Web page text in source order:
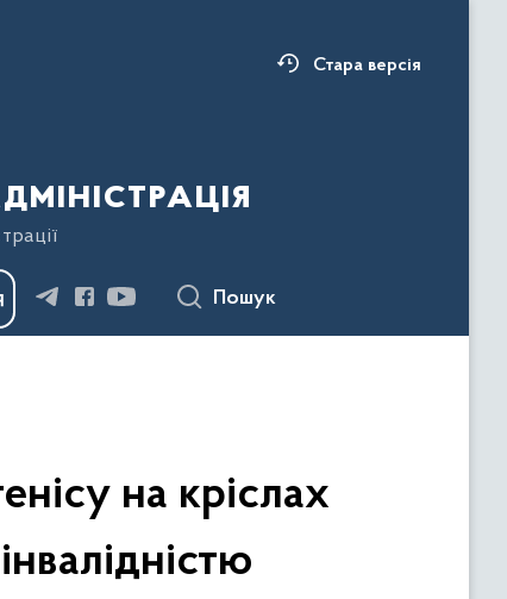
Стара версія
Пошук
на кріслах